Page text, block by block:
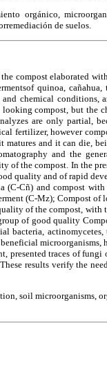
orgánico,
de suelos.
compost elaborated
quinoa,
and chemical
compost, but the
are only partial,
fertilizer, however
and it can die,
and the
of the compost. In the
quality and of rapid
(C-Cñ) and compost
(C-Mz); Compost of
of the compost, with
of good quality
bacteria,
presented traces of
results verify the
soil microorganisms,